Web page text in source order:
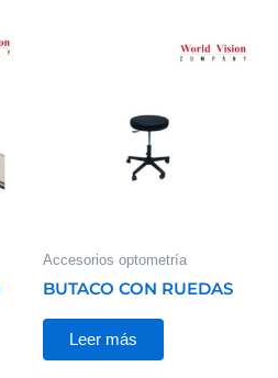
Accesorios optometría
BUTACO CON RUEDAS
Leer más